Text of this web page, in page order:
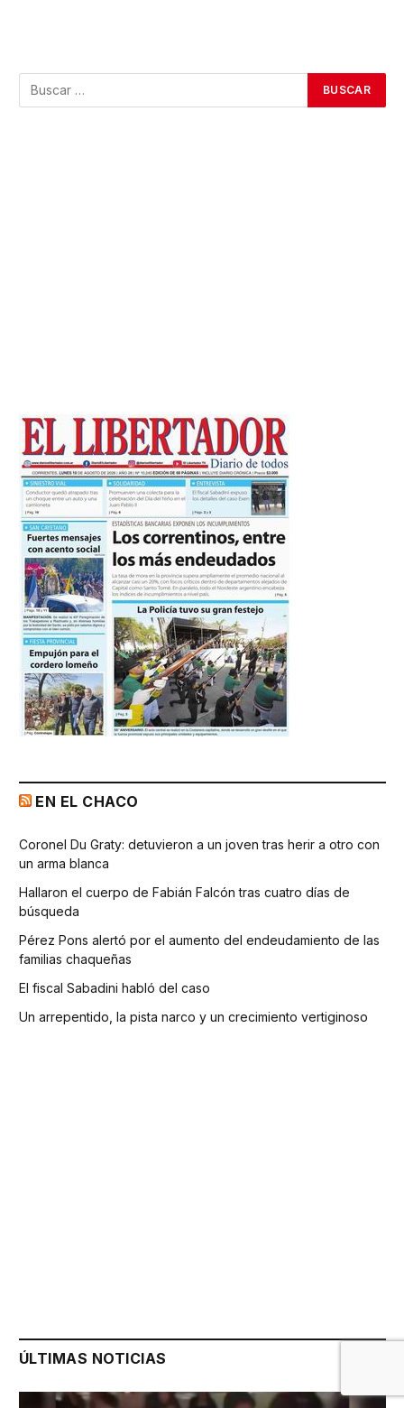
EN EL CHACO
Coronel Du Graty: detuvieron a un joven tras herir a otro con
un arma blanca
Hallaron el cuerpo de Fabián Falcón tras cuatro días de
búsqueda
Pérez Pons alertó por el aumento del endeudamiento de las
familias chaqueñas
El fiscal Sabadini habló del caso
Un arrepentido, la pista narco y un crecimiento vertiginoso
ÚLTIMAS NOTICIAS